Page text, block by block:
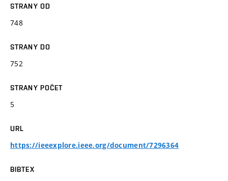
STRANY OD
748
STRANY DO
752
STRANY POČET
5
URL
https://ieeexplore.ieee.org/document/7296364
BIBTEX